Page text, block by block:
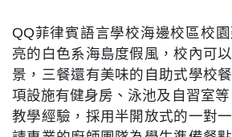
QQ菲律賓語言學校海邊校區校
亮的白色系海島度假風，校內可
景，三餐還有美味的自助式學校
項設施有健身房、泳池及自習室
教學經驗，採用半開放式的一對